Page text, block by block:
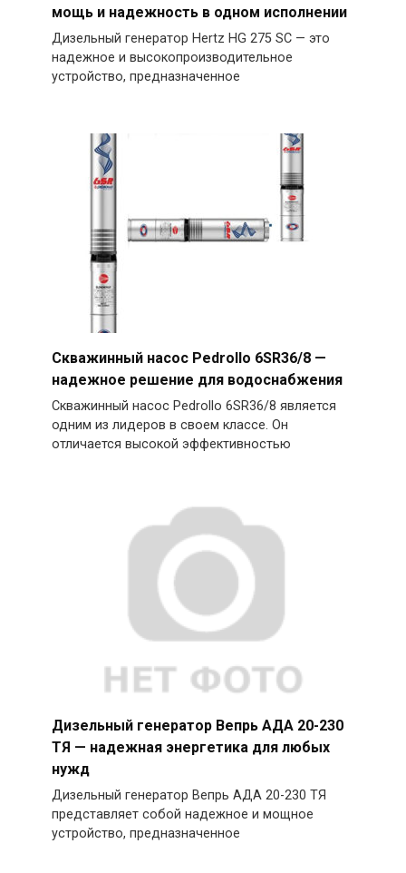
мощь и надежность в одном исполнении
Дизельный генератор Hertz HG 275 SC — это
надежное и высокопроизводительное
устройство, предназначенное
Скважинный насос Pedrollo 6SR36/8 —
надежное решение для водоснабжения
Скважинный насос Pedrollo 6SR36/8 является
одним из лидеров в своем классе. Он
отличается высокой эффективностью
Дизельный генератор Вепрь АДА 20-230
ТЯ — надежная энергетика для любых
нужд
Дизельный генератор Вепрь АДА 20-230 ТЯ
представляет собой надежное и мощное
устройство, предназначенное